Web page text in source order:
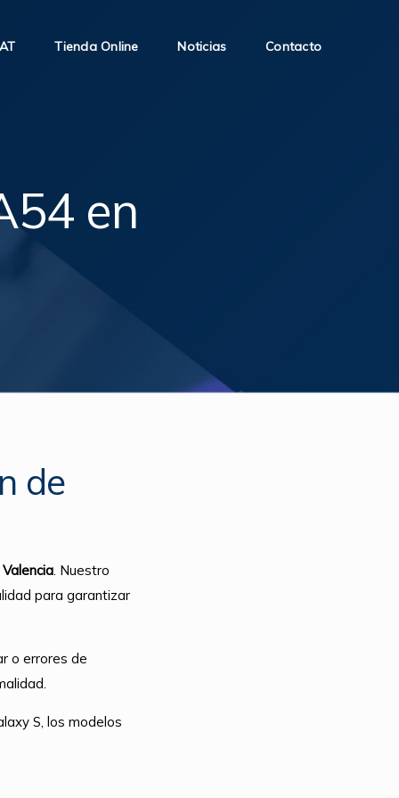
Tienda Online Noticias Contacto
en
de
. Nuestro
para garantizar
o errores de
S, los modelos